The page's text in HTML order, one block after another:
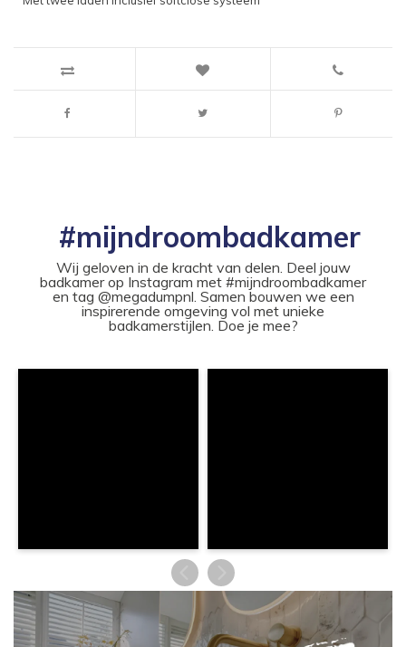
#mijndroombadkamer
Wij geloven in de kracht van delen. Deel jouw
badkamer op Instagram met #mijndroombadkamer
en tag @megadumpnl. Samen bouwen we een
inspirerende omgeving vol met unieke
badkamerstijlen. Doe je mee?